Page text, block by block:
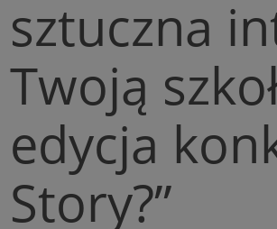
sztuczna
Twoją
edycja
Story?”